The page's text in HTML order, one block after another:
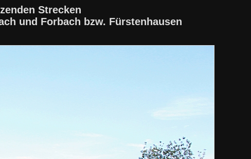
Strecken
und Forbach bzw. Fürstenhausen